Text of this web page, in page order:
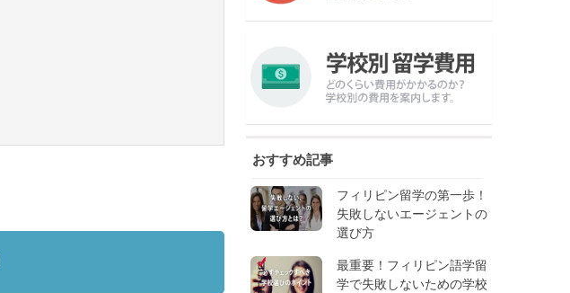
おすすめ記事
フィリピン留学の第一歩！
失敗しないエージェントの
選び方
最重要！フィリピン語学留
学で失敗しないための学校